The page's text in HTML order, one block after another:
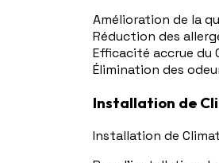
Amélioration de la
Réduction des
Efficacité accrue du
Élimination des
Installation de
Installation de